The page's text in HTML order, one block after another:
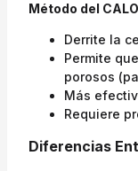
Método del
Derrite la
Permite
porosos
Más
Requiere
Diferencias